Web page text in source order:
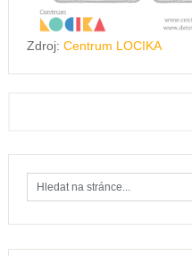
Zdroj: Centrum LOCIKA